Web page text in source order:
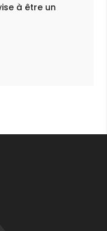
à être un